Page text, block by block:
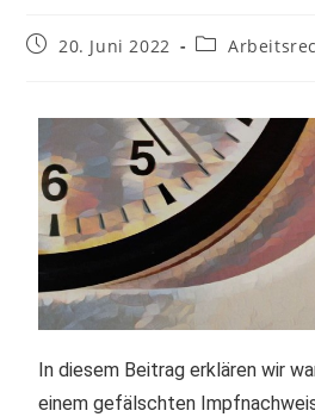
20. Juni 2022
In diesem Beitrag erklären wir
einem gefälschten